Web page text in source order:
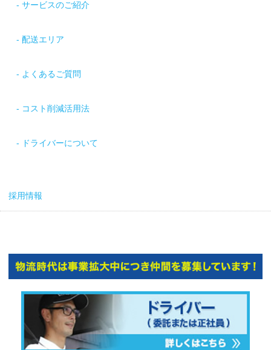
サービスのご紹介
配送エリア
よくあるご質問
コスト削減活用法
ドライバーについて
採用情報